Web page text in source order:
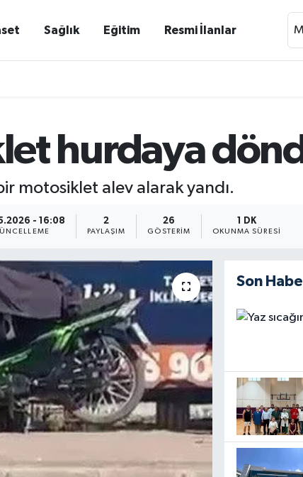
Sağlık Eğitim Resmi İlanlar
hurdaya
motosiklet alev alarak yandı.
- 16:08 2
PAYLAŞIM
26
GÖSTERIM
1 DK
OKUNMA SÜRESI
Son